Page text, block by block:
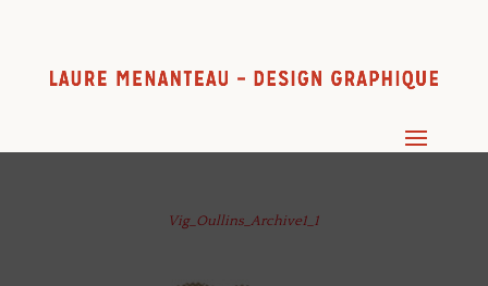
Vig_Oullins_Archive1_1